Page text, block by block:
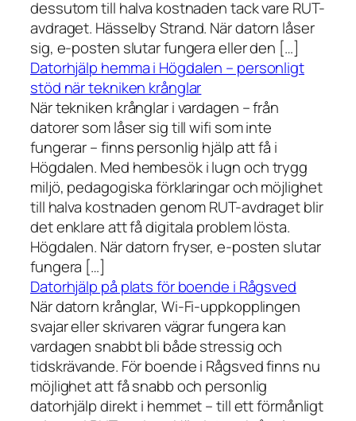
dessutom till halva kostnaden tack vare RUT-
avdraget. Hässelby Strand. När datorn låser
sig, e-posten slutar fungera eller den […]
Datorhjälp hemma i Högdalen – personligt
stöd när tekniken krånglar
När tekniken krånglar i vardagen – från
datorer som låser sig till wifi som inte
fungerar – finns personlig hjälp att få i
Högdalen. Med hembesök i lugn och trygg
miljö, pedagogiska förklaringar och möjlighet
till halva kostnaden genom RUT-avdraget blir
det enklare att få digitala problem lösta.
Högdalen. När datorn fryser, e-posten slutar
fungera […]
Datorhjälp på plats för boende i Rågsved
När datorn krånglar, Wi-Fi-uppkopplingen
svajar eller skrivaren vägrar fungera kan
vardagen snabbt bli både stressig och
tidskrävande. För boende i Rågsved finns nu
möjlighet att få snabb och personlig
datorhjälp direkt i hemmet – till ett förmånligt